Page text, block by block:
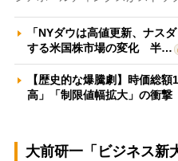
「NYダウは高値更新、ナス
する米国株市場の変化 半…
【歴史的な爆騰劇】時価総
高」「制限値幅拡大」の衝
大前研一「ビジネス新